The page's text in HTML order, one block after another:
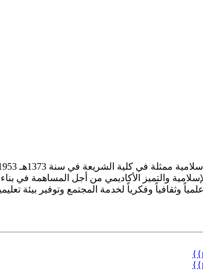
والتميز الأكاديمي من أجل المساهمة في
وثقافياً وفكرياً لخدمة المجتمع وتوفير بيئة